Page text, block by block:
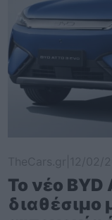
Το νέο BYD
διαθέσιμο